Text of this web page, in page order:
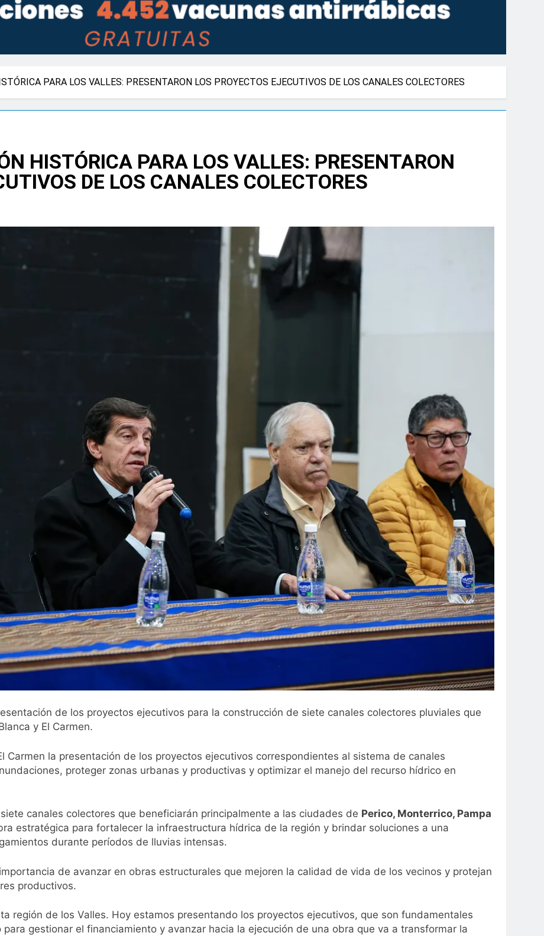
PARA LOS VALLES: PRESENTARON LOS PROYECTOS EJECUTIVOS DE LOS CANALES COLECTORES
HISTÓRICA PARA LOS VALLES: PRESENTARON
DE LOS CANALES COLECTORES
de los proyectos ejecutivos para la construcción de siete canales colectores pluviales que
y El Carmen.
Carmen la presentación de los proyectos ejecutivos correspondientes al sistema de canales
proteger zonas urbanas y productivas y optimizar el manejo del recurso hídrico en
canales colectores que beneficiarán principalmente a las ciudades de Perico, Monterrico, Pampa
estratégica para fortalecer la infraestructura hídrica de la región y brindar soluciones a una
durante períodos de lluvias intensas.
de avanzar en obras estructurales que mejoren la calidad de vida de los vecinos y protejan
productivos.
región de los Valles. Hoy estamos presentando los proyectos ejecutivos, que son fundamentales
gestionar el financiamiento y avanzar hacia la ejecución de una obra que va a transformar la